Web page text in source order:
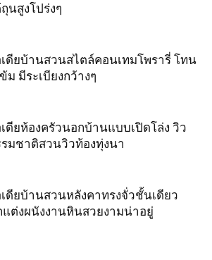
นสูงโปร่งๆ
ดียบ้านสวนสไตล์คอนเทมโพรารี่ โทน
ม มีระเบียงกว้างๆ
ดียห้องครัวนอกบ้านแบบเปิดโล่ง วิว
รมชาติสวนวิวท้องทุ่งนา
ดียบ้านสวนหลังคาทรงจั่วชั้นเดียว
แต่งผนังงานหินสวยงามน่าอยู่